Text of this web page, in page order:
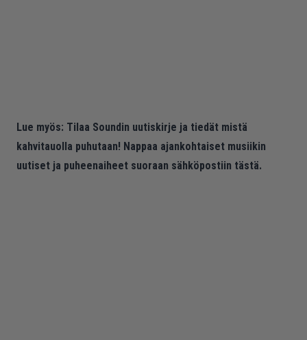
Lue myös: Tilaa Soundin uutiskirje ja tiedät mistä
kahvitauolla puhutaan! Nappaa ajankohtaiset musiikin
uutiset ja puheenaiheet suoraan sähköpostiin tästä.